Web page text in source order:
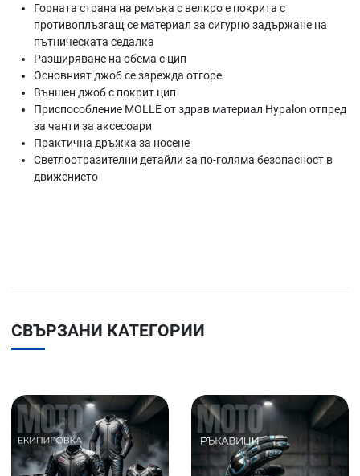
Горната страна на ремъка с велкро е покрита с
противоплъзгащ се материал за сигурно задържане на
пътническата седалка
Разширяване на обема с цип
Основният джоб се зарежда отгоре
Външен джоб с покрит цип
Приспособление MOLLE от здрав материал Hypalon отпред
за чанти за аксесоари
Практична дръжка за носене
Светлоотразителни детайли за по-голяма безопасност в
движението
СВЪРЗАНИ КАТЕГОРИИ